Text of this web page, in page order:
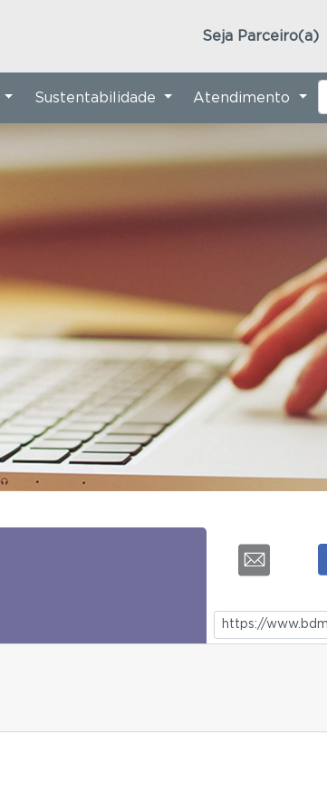
Seja Parceiro(a)
Sustentabilidade Atendimento